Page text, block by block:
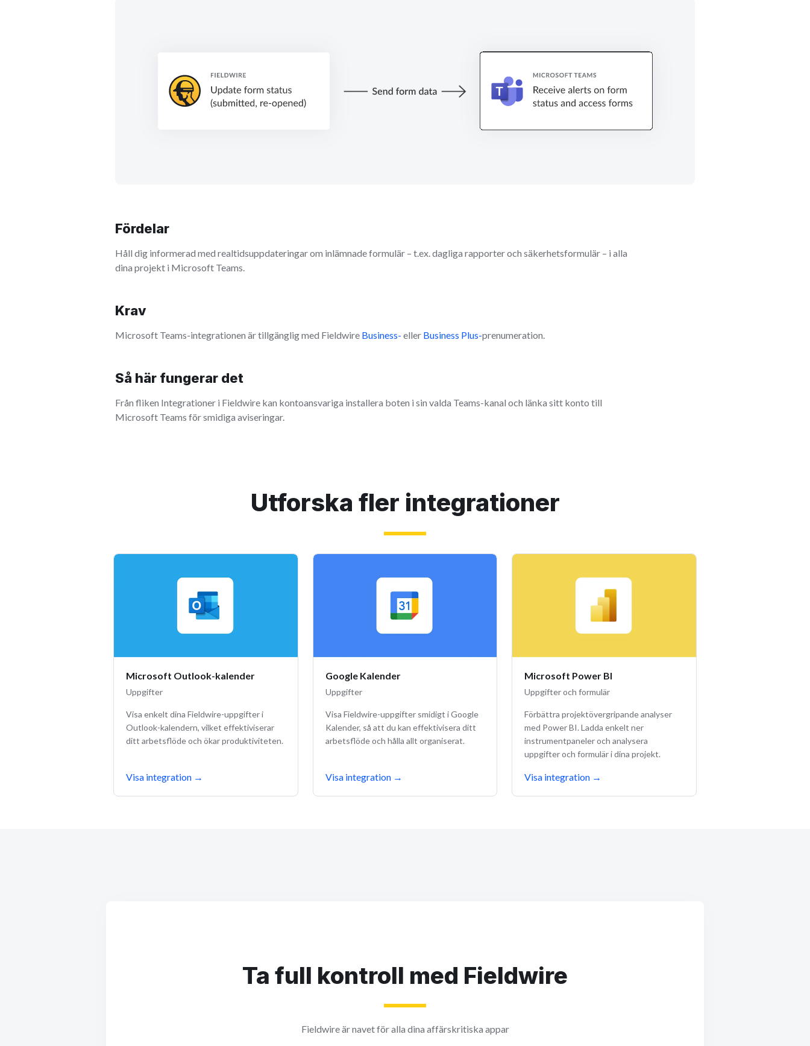
Fördelar
Håll dig informerad med realtidsuppdateringar om inlämnade formulär – t.ex. dagliga rapporter och säkerhetsformulär – i alla
dina projekt i Microsoft Teams.
Krav
Microsoft Teams-integrationen är tillgänglig med Fieldwire Business- eller Business Plus-prenumeration.
Så här fungerar det
Från fliken Integrationer i Fieldwire kan kontoansvariga installera boten i sin valda Teams-kanal och länka sitt konto till
Microsoft Teams för smidiga aviseringar.
Utforska fler integrationer
Microsoft Outlook-kalender
Uppgifter
Visa enkelt dina Fieldwire-uppgifter i
Outlook-kalendern, vilket effektiviserar
ditt arbetsflöde och ökar produktiviteten.
Visa integration →
Google Kalender
Uppgifter
Visa Fieldwire-uppgifter smidigt i Google
Kalender, så att du kan effektivisera ditt
arbetsflöde och hålla allt organiserat.
Visa integration→
Microsoft Power BI
Uppgifter och formulär
Förbättra projektövergripande analyser
med Power BI. Ladda enkelt ner
instrumentpaneler och analysera
uppgifter och formulär i dina projekt.
Visa integration →
Ta full kontroll med Fieldwire
Fieldwire är navet för alla dina affärskritiska appar